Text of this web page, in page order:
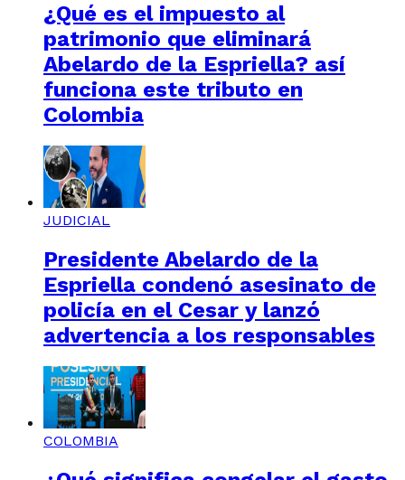
¿Qué es el impuesto al
patrimonio que eliminará
Abelardo de la Espriella? así
funciona este tributo en
Colombia
JUDICIAL
Presidente Abelardo de la
Espriella condenó asesinato de
policía en el Cesar y lanzó
advertencia a los responsables
COLOMBIA